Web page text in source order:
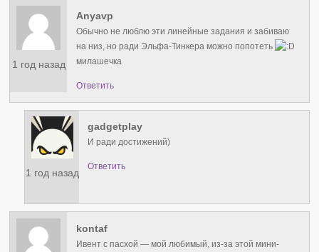
1 год назад
Anyavp
Обычно не люблю эти линейные задания и забиваю
на низ, но ради Эльфа-Тинкера можно попотеть
милашечка
Ответить
1 год назад
gadgetplay
И ради достижений)
Ответить
kontaf
Ивент с пасхой — мой любимый, из-за этой мини-